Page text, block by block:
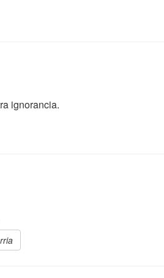
ignorancia.